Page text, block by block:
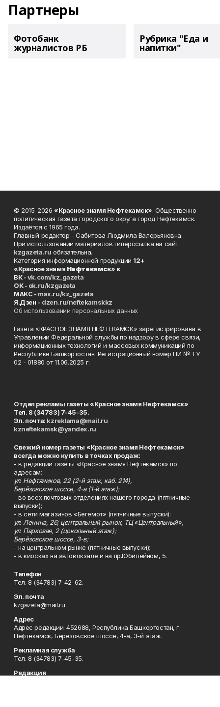
Партнеры
Фотобанк
журналистов РБ
Рубрика "Еда и
напитки"
© 2015-2026 «Красное знамя Нефтекамск». Общественно-
политическая газета городского округа город Нефтекамск.
Издаётся с 1965 года.
Главный редактор - Сабитова Людмила Валерьяновна.
При использовании материалов гиперссылка на сайт
kzgazeta.ru обязательна.
Категория информационной продукции 12+
«Красное знамя Нефтекамск» в
ВК -vk.com/kz_gazeta
ОК - ok.ru/kzgazeta
MAKC - max.ru/kz_gazeta
Я.Дзен - dzen.ru/neftekamskkz
Об использовании персональных данных
Газета «КРАСНОЕ ЗНАМЯ НЕФТЕКАМСК» зарегистрирована в
Управлении Федеральной службы по надзору в сфере связи,
информационных технологий и массовых коммуникаций по
Республике Башкортостан. Регистрационный номер ПИ № ТУ
02 - 01880 от 11.06.2025 г.
Отдел рекламы газеты «Красное знамя Нефтекамск»
Тел. 8 (34783) 7-45-35.
Эл. почта: kzreklama@mail.ru
kzneftekamsk@yandex.ru
Свежий номер газеты «Красное знамя Нефтекамск»
всегда можно купить в точках продаж:
- в редакции газеты «Красное знамя Нефтекамск» по
адресам:
ул. Нефтяников, 22 (2-й этаж, каб. 214),
Берёзовское шоссе, 4-а (1-й этаж);
- во всех почтовых отделениях нашего города (пятничные
выпуски);
- в сети магазинов «Бегемот» (пятничные выпуски):
ул. Ленина, 26; центральный рынок, ТЦ «Центральный»,
ул. Парковая, 2 (цокольный этаж);
Берёзовское шоссе, 3-в;
- на центральном рынке (пятничные выпуски);
- в киосках на автовокзале и на пр.Юбилейном, 5.
Телефон
Тел. 8 (34783) 7-42-62.
Эл. почта
kzgazeta@mail.ru
Адрес
Адрес редакции: 452688, Республика Башкортостан, г.
Нефтекамск, Берёзовское шоссе, 4-а, 3-й этаж.
Рекламная служба
Тел. 8 (34783) 7-45-35.
Редакция